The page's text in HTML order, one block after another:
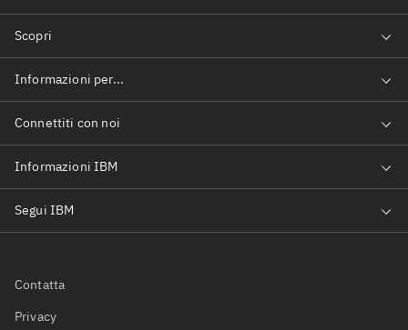
Contatta
Privacy